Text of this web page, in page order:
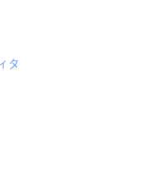
タ